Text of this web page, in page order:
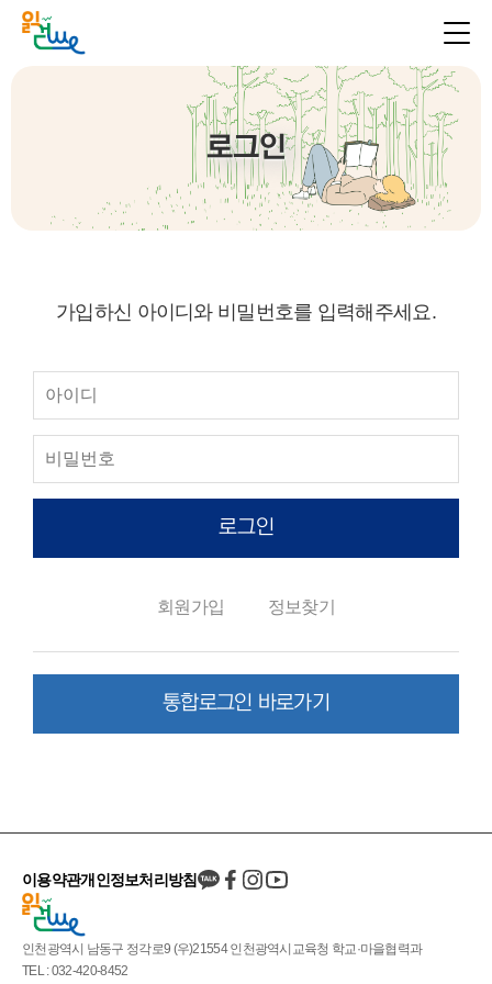
로그인
가입하신 아이디와 비밀번호를 입력해주세요.
로그인
회원가입 정보찾기
통합로그인 바로가기
인천광역시 남동구 정각로9 (우)21554 인천광역시교육청 학교·마을협력과
TEL : 032-420-8452
이용약관개인정보처리방침